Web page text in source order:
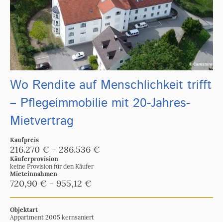
Wo Rendite auf Menschlichkeit trifft
– Pflegeimmobilie mit 20-Jahres-
Mietvertrag
Kaufpreis
216.270 € - 286.536 €
Käuferprovision
keine Provision für den Käufer
Mieteinnahmen
720,90 € - 955,12 €
Objektart
Appartment 2005 kernsaniert